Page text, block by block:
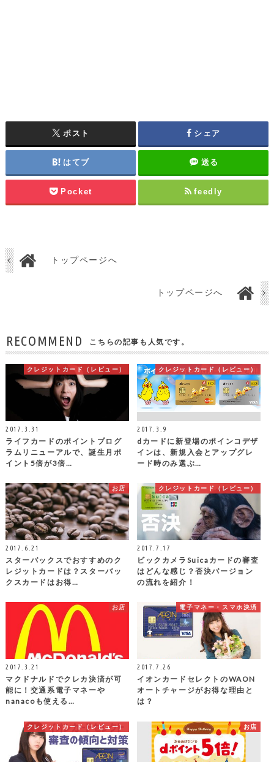
ポスト シェア
はてブ 送る
Pocket feedly
トップページへ
トップページへ
RECOMMEND こちらの記事も人気です。
クレジットカード（レビュー）
2017.3.31
ライフカードのポイントプログ
ラムリニューアルで、誕生月ポ
イント5倍が3倍…
クレジットカード（レビュー）
2017.3.9
dカードに新登場のポインコデザ
インは、新規入会とアップグレ
ード時のみ選ぶ…
お店
2017.6.21
スターバックスでおすすめのク
レジットカードは？スターバッ
クスカードはお得…
クレジットカード（レビュー）
2017.7.17
ビックカメラSuicaカードの審査
はどんな感じ？否決バージョン
の流れを紹介！
お店
2017.3.21
マクドナルドでクレカ決済が可
能に！交通系電子マネーや
nanacoも使える…
電子マネー・スマホ決済
2017.7.26
イオンカードセレクトのWAON
オートチャージがお得な理由と
は？
クレジットカード（レビュー） お店